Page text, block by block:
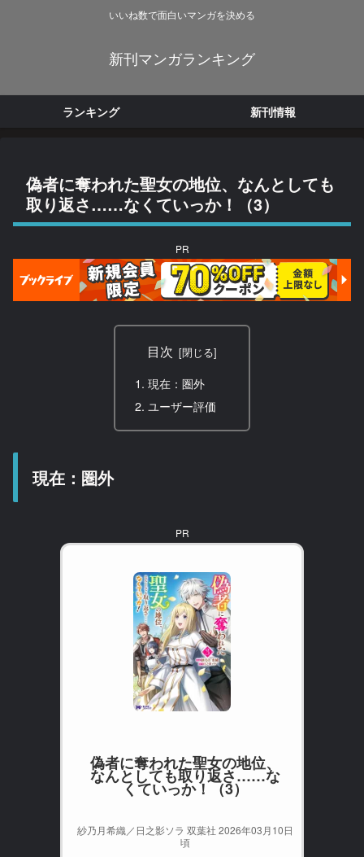
いいね数で面白いマンガを決める
新刊マンガランキング
ランキング 新刊情報
偽者に奪われた聖女の地位、なんとしても
取り返さ……なくていっか！（3）
PR
目次
現在：圏外
ユーザー評価
現在：圏外
PR
偽者に奪われた聖女の地位、
なんとしても取り返さ……な
くていっか！（3）
紗乃月希織／日之影ソラ 双葉社 2026年03月10日
頃